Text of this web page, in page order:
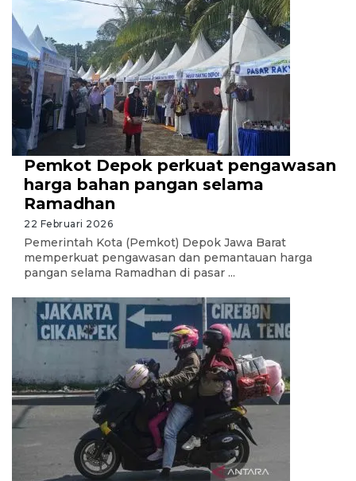
Pemkot Depok perkuat pengawasan
harga bahan pangan selama
Ramadhan
22 Februari 2026
Pemerintah Kota (Pemkot) Depok Jawa Barat
memperkuat pengawasan dan pemantauan harga
pangan selama Ramadhan di pasar ...